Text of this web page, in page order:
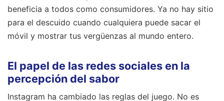
beneficia a todos como consumidores. Ya no hay sitio
para el descuido cuando cualquiera puede sacar el
móvil y mostrar tus vergüenzas al mundo entero.
El papel de las redes sociales en la
percepción del sabor
Instagram ha cambiado las reglas del juego. No es